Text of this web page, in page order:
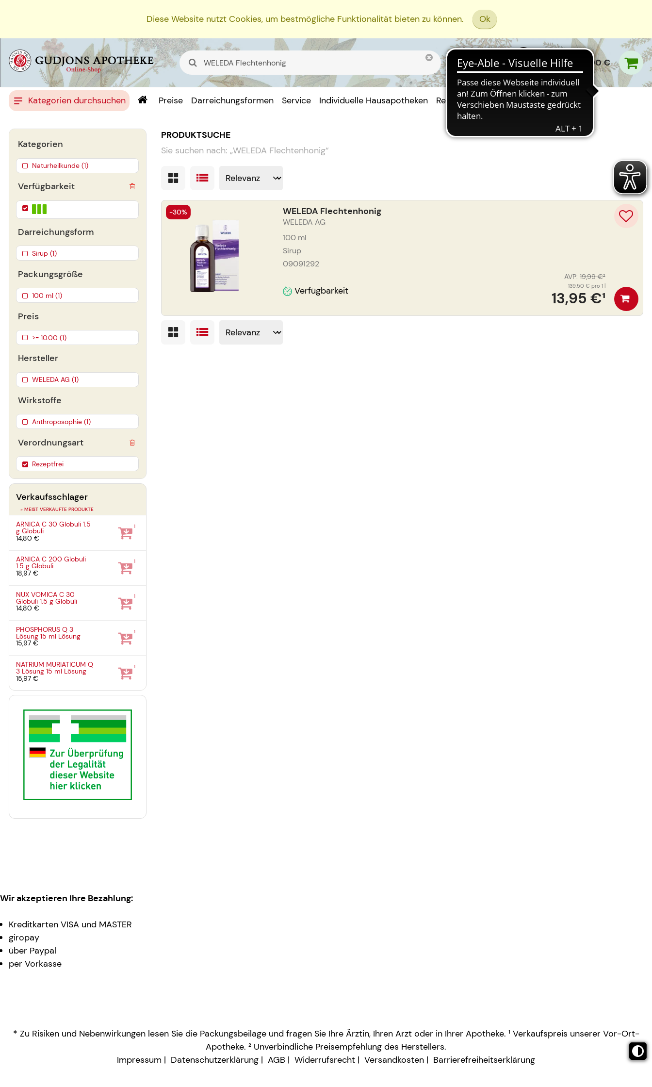
Diese Website nutzt Cookies, um bestmögliche Funktionalität bieten zu können. Ok
0,00 €
Kategorien durchsuchen Preise Darreichungsformen Service Individuelle Hausapotheken Rezept Einreichen
PRODUKTSUCHE
Sie suchen nach: „WELEDA Flechtenhonig“
WELEDA Flechtenhonig
WELEDA AG
100 ml
Sirup
09091292
Verfügbarkeit 13,95 €¹
AVP: 19,99 €²
139,50 € pro 1 l
-30%
Verfügbarkeit
Darreichungsform
Sirup (1)
Packungsgröße
100 ml (1)
Preis
>= 10.00 (1)
Hersteller
WELEDA AG (1)
Wirkstoffe
Anthroposophie (1)
Kategorien
Naturheilkunde (1)
Verordnungsart
Rezeptfrei
Verkaufsschlager
» MEIST VERKAUFTE PRODUKTE
ARNICA C 30 Globuli1.5
gGlobuli
14,80 €
1
ARNICA C 200 Globuli
1.5 gGlobuli
18,97 €
1
NUX VOMICA C 30
Globuli1.5 gGlobuli
14,80 €
1
PHOSPHORUS Q 3
Lösung15 ml Lösung
15,97 €
1
NATRIUM MURIATICUM Q
3 Lösung15 ml Lösung
15,97 €
1
Wir akzeptieren Ihre Bezahlung:
Kreditkarten VISA und MASTER
giropay
über Paypal
per Vorkasse
* Zu Risiken und Nebenwirkungen lesen Sie die Packungsbeilage und fragen Sie Ihre Ärztin, Ihren Arzt oder in Ihrer Apotheke. ¹ Verkaufspreis unserer Vor-Ort-
Apotheke. ² Unverbindliche Preisempfehlung des Herstellers.
Impressum
Datenschutzerklärung AGB Widerrufsrecht Versandkosten Barrierefreiheitserklärung